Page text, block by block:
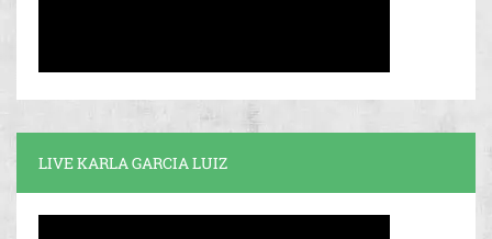
LIVE KARLA GARCIA LUIZ